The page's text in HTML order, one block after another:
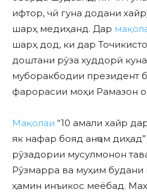
ифтор, чӣ гуна додани
шарҳ медиҳанд. Дар
шарҳ дод, ки дар
доштани рӯза худдорӣ
муборакбодии президент
фарорасии моҳи Рамазон
Мақолаи “10 амали хайр
як нафар бояд анҷом
рӯзадории мусулмонон
Рӯзмарра ва муҳим
ҳамин инъикос меёбад.